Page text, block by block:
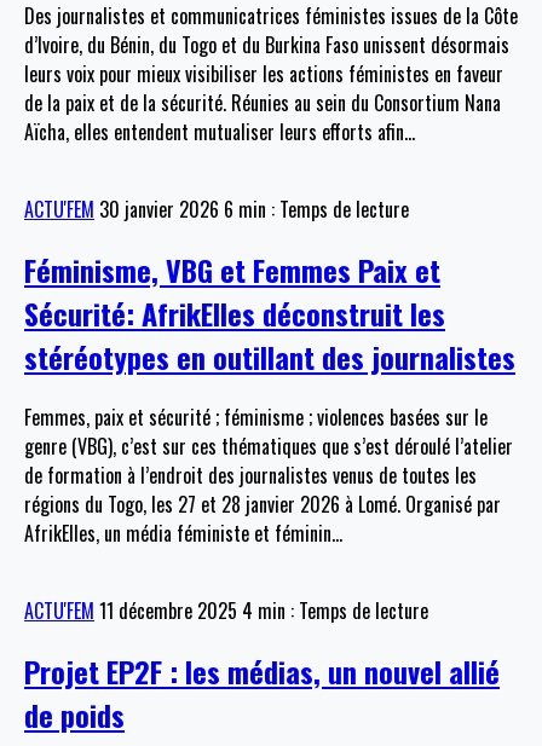
Des journalistes et communicatrices féministes issues de la Côte
d’Ivoire, du Bénin, du Togo et du Burkina Faso unissent désormais
leurs voix pour mieux visibiliser les actions féministes en faveur
de la paix et de la sécurité. Réunies au sein du Consortium Nana
Aïcha, elles entendent mutualiser leurs efforts afin…
ACTU'FEM 30 janvier 2026 6 min : Temps de lecture
Féminisme, VBG et Femmes Paix et
Sécurité: AfrikElles déconstruit les
stéréotypes en outillant des journalistes
Femmes, paix et sécurité ; féminisme ; violences basées sur le
genre (VBG), c’est sur ces thématiques que s’est déroulé l’atelier
de formation à l’endroit des journalistes venus de toutes les
régions du Togo, les 27 et 28 janvier 2026 à Lomé. Organisé par
AfrikElles, un média féministe et féminin…
ACTU'FEM 11 décembre 2025 4 min : Temps de lecture
Projet EP2F : les médias, un nouvel allié
de poids